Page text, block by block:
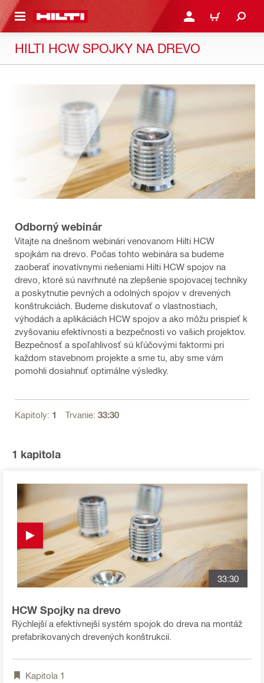
HLAVNÝ OBSAH PRIHLÁSIŤ ALEBO
KOŠÍK
HILTI HCW SPOJKY NA DREVO
Odborný webinár
Vitajte na dnešnom webinári venovanom Hilti HCW
spojkám na drevo. Počas tohto webinára sa budeme
zaoberať inovatívnymi riešeniami Hilti HCW spojov na
drevo, ktoré sú navrhnuté na zlepšenie spojovacej techniky
a poskytnutie pevných a odolných spojov v drevených
konštrukciách. Budeme diskutovať o vlastnostiach,
výhodách a aplikáciách HCW spojov a ako môžu prispieť k
zvyšovaniu efektívnosti a bezpečnosti vo vašich projektov.
Bezpečnosť a spoľahlivosť sú kľúčovými faktormi pri
každom stavebnom projekte a sme tu, aby sme vám
pomohli dosiahnuť optimálne výsledky.
Kapitoly: 1 Trvanie: 33:30
1 kapitola
33:30
HCW Spojky na drevo
Rýchlejší a efektívnejší systém spojok do dreva na montáž
prefabrikovaných drevených konštrukcií.
Kapitola 1